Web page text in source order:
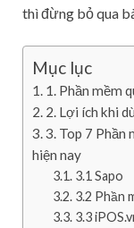
thì đừng bỏ qua
Mục lục
1. Phần mềm
2. Lợi ích khi
3. Top 7 Phần
hiện nay
3.1 Sapo
3.2 Phần
3.3